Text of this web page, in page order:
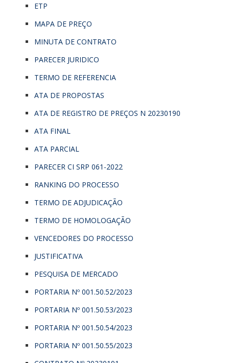
ETP
MAPA DE PREÇO
MINUTA DE CONTRATO
PARECER JURIDICO
TERMO DE REFERENCIA
ATA DE PROPOSTAS
ATA DE REGISTRO DE PREÇOS N 20230190
ATA FINAL
ATA PARCIAL
PARECER CI SRP 061-2022
RANKING DO PROCESSO
TERMO DE ADJUDICAÇÃO
TERMO DE HOMOLOGAÇÃO
VENCEDORES DO PROCESSO
JUSTIFICATIVA
PESQUISA DE MERCADO
PORTARIA Nº 001.50.52/2023
PORTARIA Nº 001.50.53/2023
PORTARIA Nº 001.50.54/2023
PORTARIA Nº 001.50.55/2023